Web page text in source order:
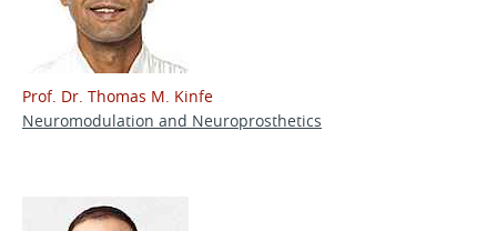
Prof. Dr. Thomas M. Kinfe
Neuromodulation and Neuroprosthetics